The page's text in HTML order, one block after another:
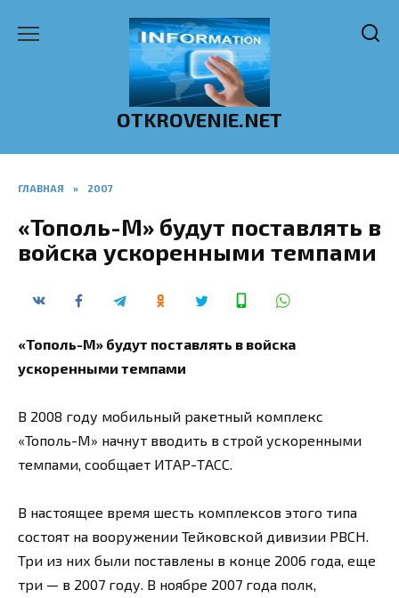
OTKROVENIE.NET
ГЛАВНАЯ » 2007
«Тополь-М» будут поставлять в
войска ускоренными темпами
«Тополь-М» будут поставлять в войска
ускоренными темпами
В 2008 году мобильный ракетный комплекс
«Тополь-М» начнут вводить в строй ускоренными
темпами, сообщает ИТАР-ТАСС.
В настоящее время шесть комплексов этого типа
состоят на вооружении Тейковской дивизии РВСН.
Три из них были поставлены в конце 2006 года, еще
три — в 2007 году. В ноябре 2007 года полк,